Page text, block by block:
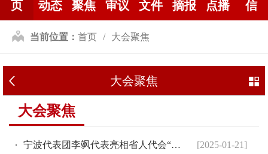
页 动态 聚焦 审议 文件 摘报 点播 信
当前位置： 首页 大会聚焦
大会聚焦
大会聚焦
宁波代表团李飒代表亮相省人代会“代表通道” [2025-01-21]